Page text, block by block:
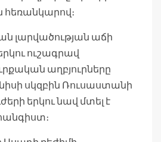
հեռանկարով։
լարվածության աճի
ուշագրավ
աղբյուրները
սկզբին Ռուսաստանի
երկու նավ մտել է